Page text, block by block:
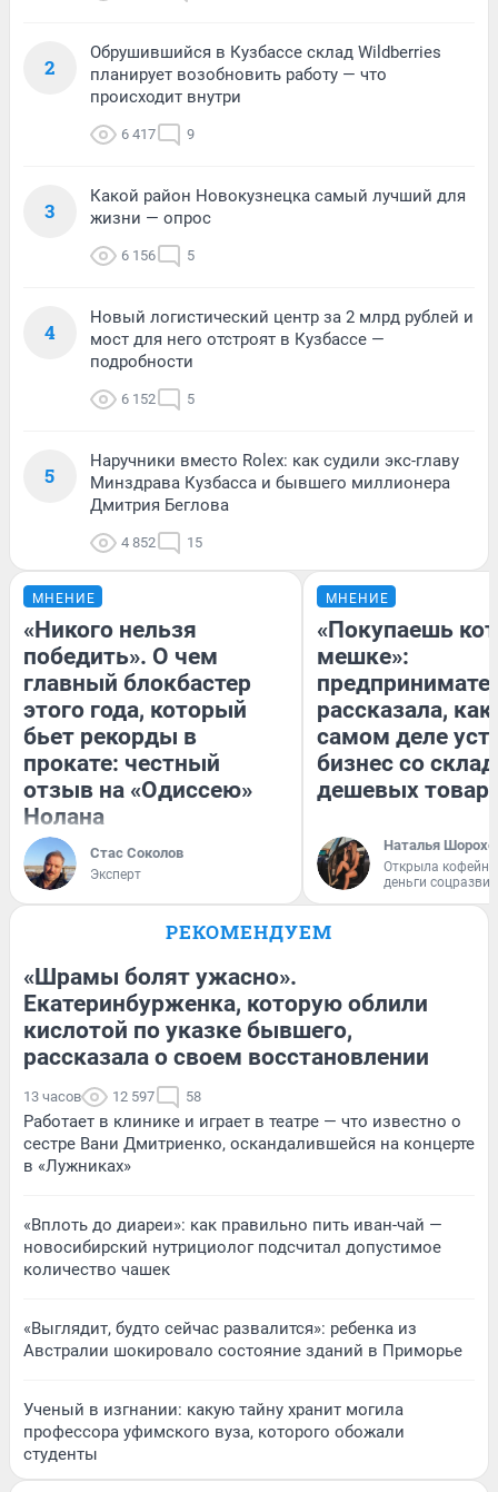
2
Обрушившийся в Кузбассе склад Wildberries
планирует возобновить работу — что
происходит внутри
6 417 9
3
Какой район Новокузнецка самый лучший для
жизни — опрос
6 156 5
4
Новый логистический центр за 2 млрд рублей и
мост для него отстроят в Кузбассе —
подробности
6 152 5
5
Наручники вместо Rolex: как судили экс-главу
Минздрава Кузбасса и бывшего миллионера
Дмитрия Беглова
4 852 15
МНЕНИЕ
«Никого нельзя
победить». О чем
главный блокбастер
этого года, который
бьет рекорды в
прокате: честный
отзыв на «Одиссею»
Нолана
Стас Соколов
Эксперт
МНЕНИЕ
«Покупаешь
мешке»:
рассказала, как
самом деле
бизнес со
дешевых
Наталья
Открыла
деньги
РЕКОМЕНДУЕМ
«Шрамы болят ужасно».
Екатеринбурженка, которую облили
кислотой по указке бывшего,
рассказала о своем восстановлении
13 часов 12 597 58
Работает в клинике и играет в театре — что известно о
сестре Вани Дмитриенко, оскандалившейся на концерте
в «Лужниках»
«Вплоть до диареи»: как правильно пить иван-чай —
новосибирский нутрициолог подсчитал допустимое
количество чашек
«Выглядит, будто сейчас развалится»: ребенка из
Австралии шокировало состояние зданий в Приморье
Ученый в изгнании: какую тайну хранит могила
профессора уфимского вуза, которого обожали
студенты